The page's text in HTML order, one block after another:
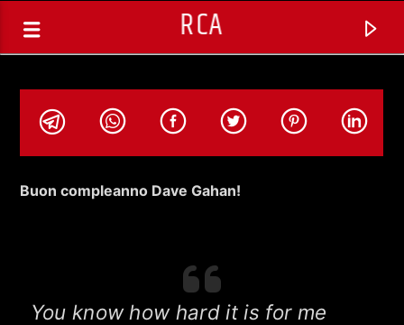
RCA
Buon compleanno Dave Gahan!
You know how hard it is for me